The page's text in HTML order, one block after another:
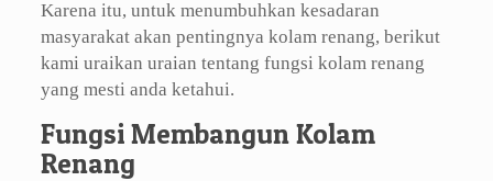
Karena itu, untuk menumbuhkan kesadaran
masyarakat akan pentingnya kolam renang, berikut
kami uraikan uraian tentang fungsi kolam renang
yang mesti anda ketahui.
Fungsi Membangun Kolam
Renang